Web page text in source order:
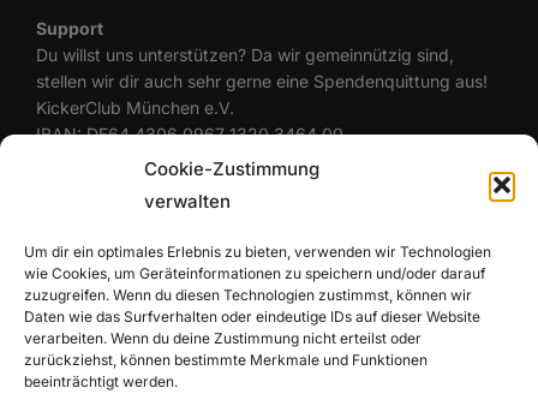
Cookie-Zustimmung
verwalten
Um dir ein optimales Erlebnis zu bieten, verwenden wir Technologien
wie Cookies, um Geräteinformationen zu speichern und/oder darauf
zuzugreifen. Wenn du diesen Technologien zustimmst, können wir
Daten wie das Surfverhalten oder eindeutige IDs auf dieser Website
verarbeiten. Wenn du deine Zustimmung nicht erteilst oder
zurückziehst, können bestimmte Merkmale und Funktionen
beeinträchtigt werden.
Support
Du willst uns unterstützen? Da wir gemeinnützig sind,
stellen wir dir auch sehr gerne eine Spendenquittung aus!
KickerClub München e.V.
IBAN: DE64 4306 0967 1320 3464 00
BIC: GENODEM1GLS
Rechtliches
Datenschutzerklärung
Cookie-Richtlinie (EU)
Haftungsausschluss
Impressum